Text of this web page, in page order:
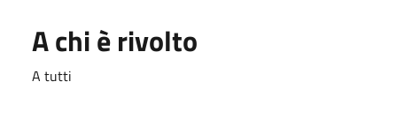
A chi è rivolto
A tutti